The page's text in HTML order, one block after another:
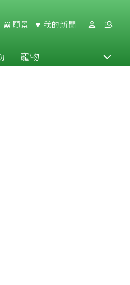
願景 我的新聞
寵物